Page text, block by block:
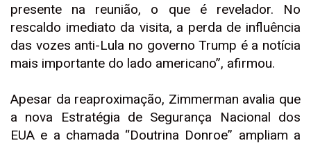
presente na reunião, o que é revelador. No
rescaldo imediato da visita, a perda de influência
das vozes anti-Lula no governo Trump é a notícia
mais importante do lado americano”, afirmou.
Apesar da reaproximação, Zimmerman avalia que
a nova Estratégia de Segurança Nacional dos
EUA e a chamada “Doutrina Donroe” ampliam a